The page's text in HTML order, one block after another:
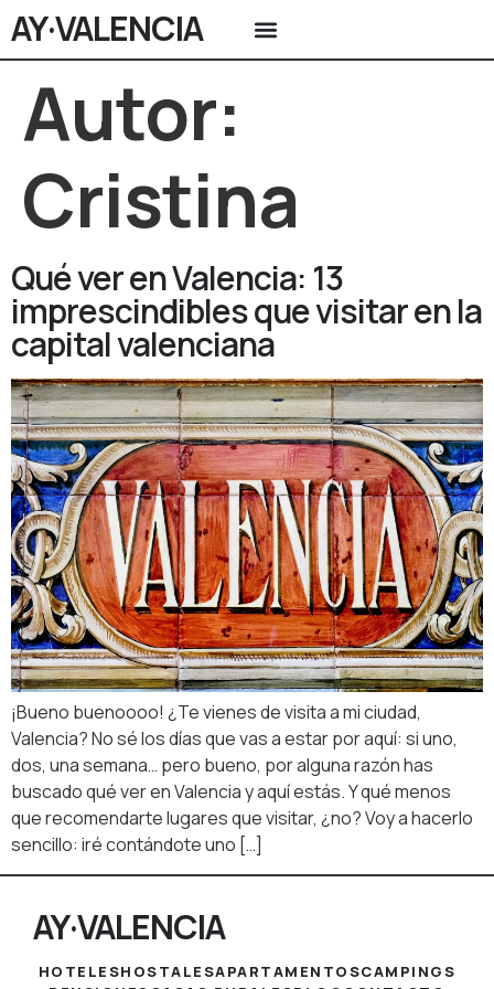
AY·VALENCIA
Autor:
Cristina
Qué ver en Valencia: 13
imprescindibles que visitar en la
capital valenciana
¡Bueno buenoooo! ¿Te vienes de visita a mi ciudad,
Valencia? No sé los días que vas a estar por aquí: si uno,
dos, una semana… pero bueno, por alguna razón has
buscado qué ver en Valencia y aquí estás. Y qué menos
que recomendarte lugares que visitar, ¿no? Voy a hacerlo
sencillo: iré contándote uno […]
AY·VALENCIA
HOTELESHOSTALESAPARTAMENTOSCAMPINGS